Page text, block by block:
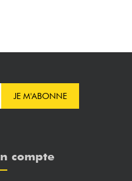
JE M'ABONNE
compte